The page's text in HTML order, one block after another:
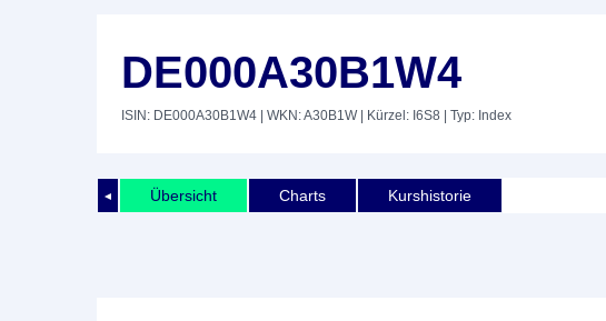
DE000A30B1W4
ISIN: DE000A30B1W4 | WKN: A30B1W| Kürzel: I6S8 | Typ: Index
◄ Übersicht Charts Kurshistorie